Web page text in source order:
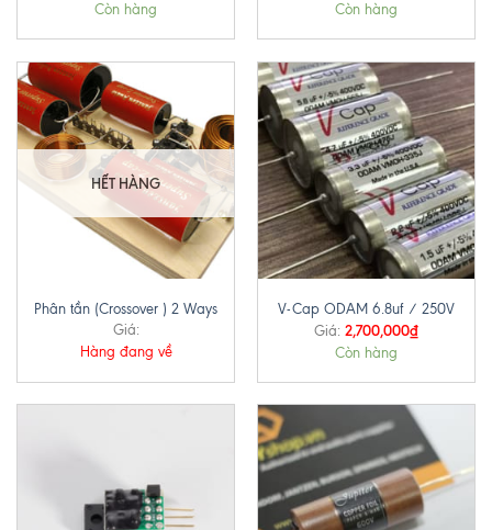
Còn hàng Còn hàng
HẾT HÀNG
Phân tần (Crossover ) 2 Ways
Giá:
Hàng đang về
V-Cap ODAM 6.8uf / 250V
Giá: 2,700,000₫
Còn hàng